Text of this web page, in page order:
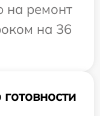
на ремонт
на 36